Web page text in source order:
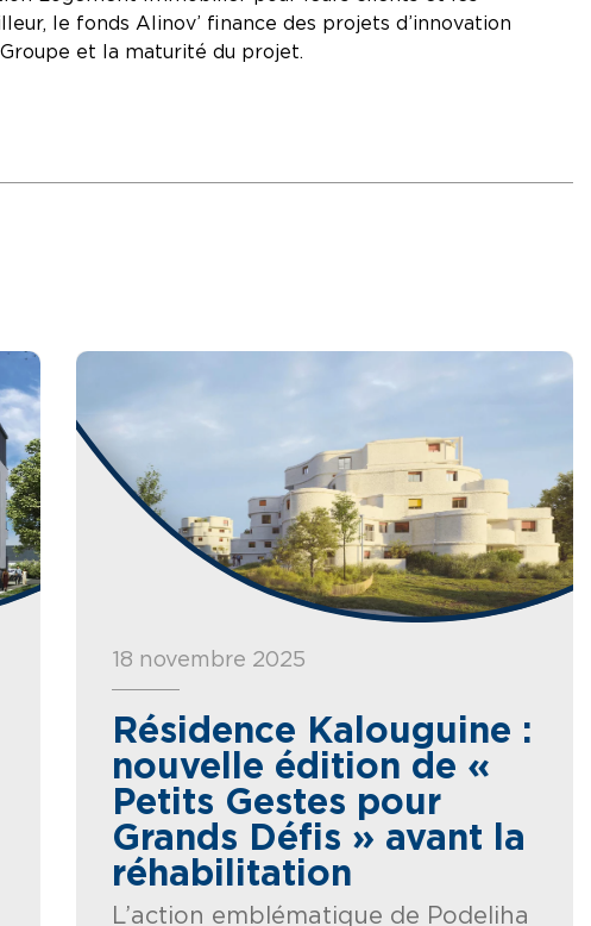
le fonds Alinov’ finance des projets d’innovation
et la maturité du projet.
18 novembre 2025
Résidence Kalouguine :
nouvelle édition de «
Petits Gestes pour
Grands Défis » avant la
réhabilitation
L’action emblématique de Podeliha